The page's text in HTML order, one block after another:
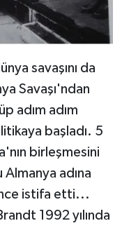
savaşını da
Savaşı'ndan
adım adım
başladı. 5
birleşmesini
adına
istifa etti...
1992 yılında